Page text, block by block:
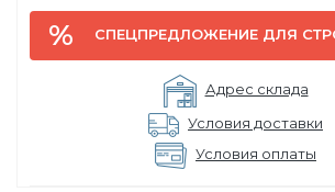
СПЕЦПРЕДЛОЖЕНИЕ ДЛЯ
Адрес склада
Условия доставки
Условия оплаты